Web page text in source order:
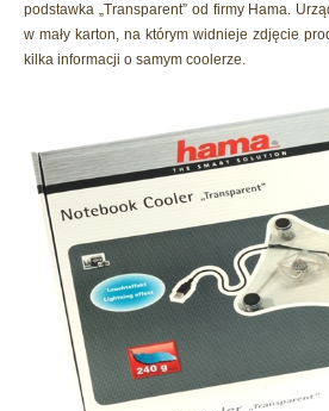
podstawka „Transparent” od firmy Hama.
w mały karton, na którym widnieje zdjęcie
kilka informacji o samym coolerze.